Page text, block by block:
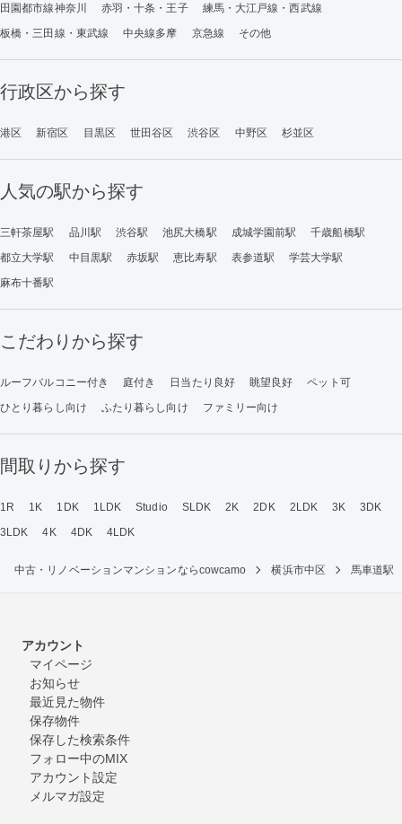
田園都市線神奈川
赤羽・十条・王子
練馬・大江戸線・西武線
板橋・三田線・東武線
中央線多摩 京急線 その他
行政区から探す
港区 新宿区 目黒区 世田谷区 渋谷区 中野区 杉並区
人気の駅から探す
三軒茶屋駅 品川駅 渋谷駅 池尻大橋駅 成城学園前駅
千歳船橋駅
都立大学駅
中目黒駅 赤坂駅 恵比寿駅 表参道駅
学芸大学駅
麻布十番駅
こだわりから探す
ルーフバルコニー付き 庭付き 日当たり良好 眺望良好
ペット可
ひとり暮らし向け
ふたり暮らし向け ファミリー向け
間取りから探す
1R 1K 1DK 1LDK Studio SLDK 2K 2DK 2LDK 3K
3DK
3LDK
4K 4DK 4LDK
中古・リノベーションマンションならcowcamo 横浜市中区 馬車道駅
アカウント
マイページ
お知らせ
最近見た物件
保存物件
保存した検索条件
フォロー中のMIX
アカウント設定
メルマガ設定